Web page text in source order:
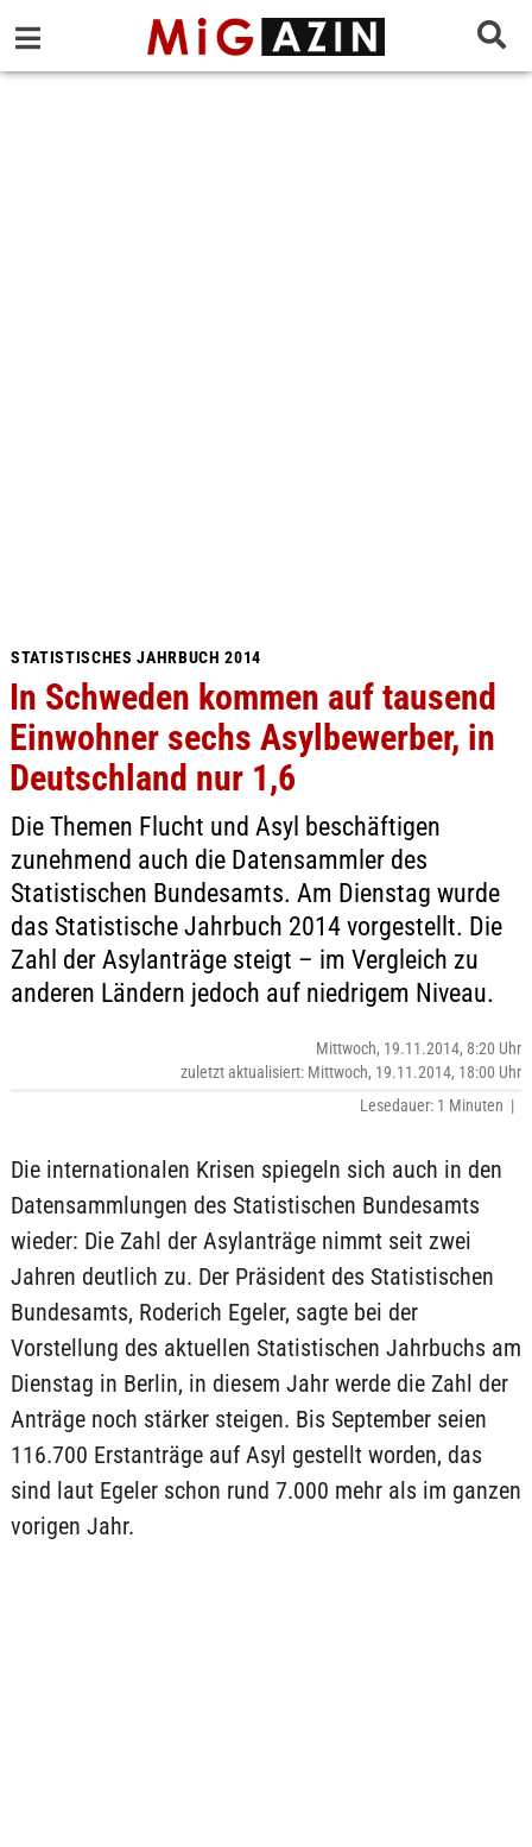
STATISTISCHES JAHRBUCH 2014
In Schweden kommen auf tausend
Einwohner sechs Asylbewerber, in
Deutschland nur 1,6
Die Themen Flucht und Asyl beschäftigen
zunehmend auch die Datensammler des
Statistischen Bundesamts. Am Dienstag wurde
das Statistische Jahrbuch 2014 vorgestellt. Die
Zahl der Asylanträge steigt – im Vergleich zu
anderen Ländern jedoch auf niedrigem Niveau.
Mittwoch, 19.11.2014, 8:20 Uhr
zuletzt aktualisiert: Mittwoch, 19.11.2014, 18:00 Uhr
Lesedauer: 1 Minuten |
Die internationalen Krisen spiegeln sich auch in den
Datensammlungen des Statistischen Bundesamts
wieder: Die Zahl der Asylanträge nimmt seit zwei
Jahren deutlich zu. Der Präsident des Statistischen
Bundesamts, Roderich Egeler, sagte bei der
Vorstellung des aktuellen Statistischen Jahrbuchs am
Dienstag in Berlin, in diesem Jahr werde die Zahl der
Anträge noch stärker steigen. Bis September seien
116.700 Erstanträge auf Asyl gestellt worden, das
sind laut Egeler schon rund 7.000 mehr als im ganzen
vorigen Jahr.